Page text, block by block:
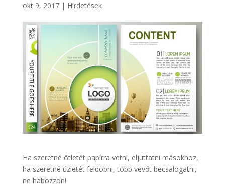
okt 9, 2017| Hirdetések
Ha szeretné ötletét papírra vetni, eljuttatni másokhoz,
ha szeretné üzletét feldobni, több vevőt becsalogatni,
ne habozzon!